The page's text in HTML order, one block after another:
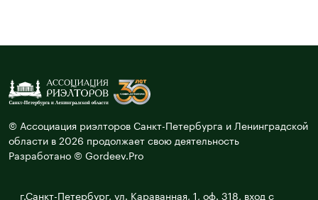
© Ассоциация риэлторов Санкт-Петербурга и Ленинградской
области в 2026 продолжает свою деятельность
Разработано © Gordeev.Pro
г.Санкт-Петербург, ул. Караванная, 1, оф. 318, вход с